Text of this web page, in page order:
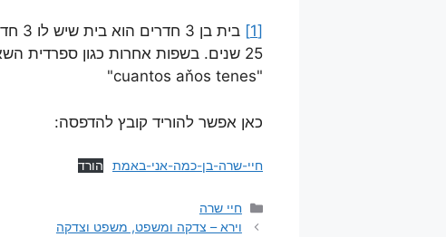
[1]
25 שנים. בשפות אחרות כגון
"cuantos aňos tenes"
כאן אפשר להוריד קובץ להדפסה:
חיי-שרה-בן-כמה-אני-באמת הורד
קטגוריות
חיי שרה
וירא – צדקה ומשפט, משפט וצדקה